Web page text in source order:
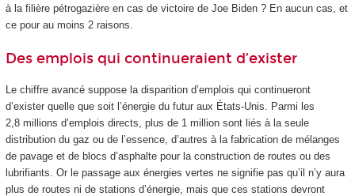
à la filière pétrogazière en cas de victoire de Joe Biden ? En aucun cas, et
ce pour au moins 2 raisons.
Des emplois qui continueraient d’exister
Le chiffre avancé suppose la disparition d’emplois qui continueront
d’exister quelle que soit l’énergie du futur aux États-Unis. Parmi les
2,8 millions d’emplois directs, plus de 1 million sont liés à la seule
distribution du gaz ou de l’essence, d’autres à la fabrication de mélanges
de pavage et de blocs d’asphalte pour la construction de routes ou des
lubrifiants. Or le passage aux énergies vertes ne signifie pas qu’il n’y aura
plus de routes ni de stations d’énergie, mais que ces stations devront